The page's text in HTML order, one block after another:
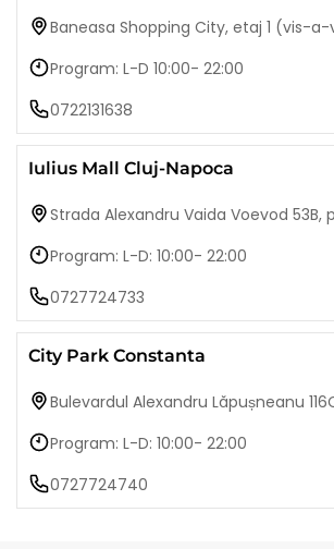
Baneasa Shopping City, etaj 1 (vis-a-
Program: L-D 10:00- 22:00
0722131638
Iulius Mall Cluj-Napoca
Strada Alexandru Vaida Voevod 53B,
Program: L-D: 10:00- 22:00
0727724733
City Park Constanta
Bulevardul Alexandru Lăpușneanu
Program: L-D: 10:00- 22:00
0727724740